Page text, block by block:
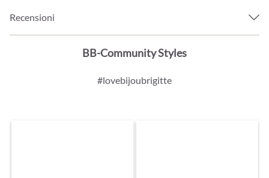
Recensioni
BB-Community Styles
#lovebijoubrigitte